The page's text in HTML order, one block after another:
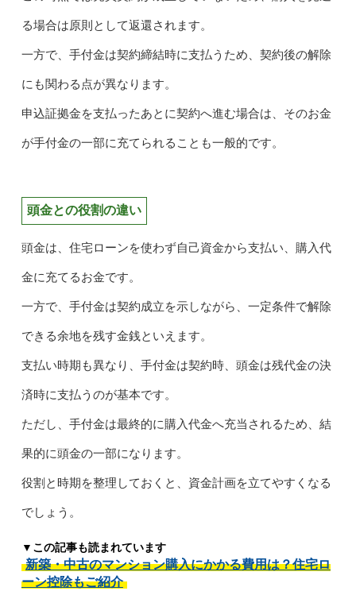
る場合は原則として返還されます。
一方で、手付金は契約締結時に支払うため、契約後の解除
にも関わる点が異なります。
申込証拠金を支払ったあとに契約へ進む場合は、そのお金
が手付金の一部に充てられることも一般的です。
頭金との役割の違い
頭金は、住宅ローンを使わず自己資金から支払い、購入代
金に充てるお金です。
一方で、手付金は契約成立を示しながら、一定条件で解除
できる余地を残す金銭といえます。
支払い時期も異なり、手付金は契約時、頭金は残代金の決
済時に支払うのが基本です。
ただし、手付金は最終的に購入代金へ充当されるため、結
果的に頭金の一部になります。
役割と時期を整理しておくと、資金計画を立てやすくなる
でしょう。
▼この記事も読まれています
新築・中古のマンション購入にかかる費用は？住宅ロ
ーン控除もご紹介